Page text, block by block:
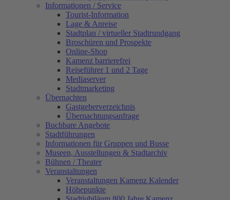
Informationen / Service
Tourist-Information
Lage & Anreise
Stadtplan / virtueller Stadtrundgang
Broschüren und Prospekte
Online-Shop
Kamenz barrierefrei
Reiseführer 1 und 2 Tage
Mediaserver
Stadtmarketing
Übernachten
Gastgeberverzeichnis
Übernachtungsanfrage
Buchbare Angebote
Stadtführungen
Informationen für Gruppen und Busse
Museen, Ausstellungen & Stadtarchiv
Bühnen / Theater
Veranstaltungen
Veranstaltungen Kamenz Kalender
Höhepunkte